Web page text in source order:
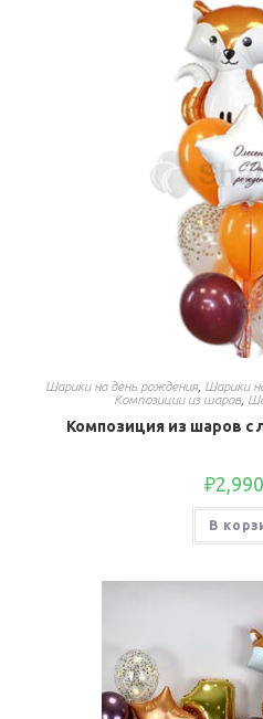
Шарики на день рождения, Шарики
Композиции из шаров,
Композиция из шаров с
₽
В